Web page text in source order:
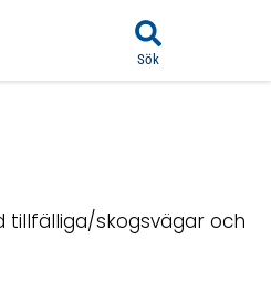
Sök
tillfälliga/skogsvägar och